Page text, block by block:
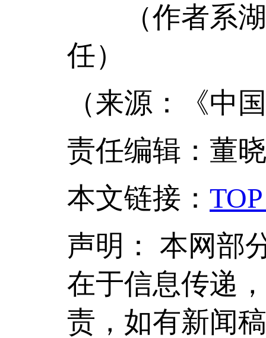
（作者系湖
任）
（来源：《中
责任编辑：董
本文链接 ：
声明： 本网部
在于信息传递
责，如有新闻